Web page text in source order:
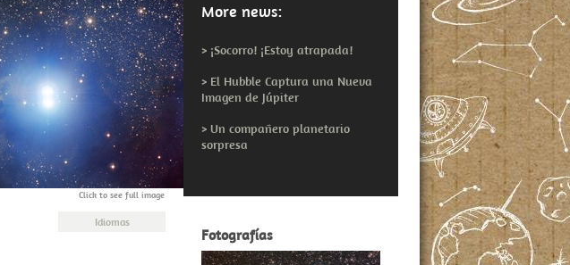
Click to see full image
More news:
> ¡Socorro! ¡Estoy atrapada!
> El Hubble Captura una Nueva
Imagen de Júpiter
> Un compañero planetario
sorpresa
Idiomas
Fotografías